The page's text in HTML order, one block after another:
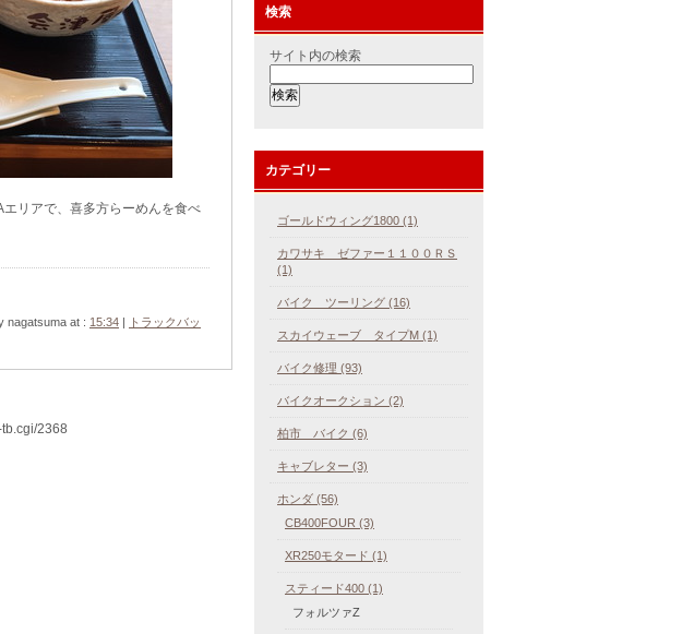
リアで、喜多方らーめんを食べ
nagatsuma at : 15:34 |
トラックバッ
2368
検索
サイト内の検索
カテゴリー
ゴールドウィング1800 (1)
カワサキ ゼファー１１００ＲＳ
(1)
バイク ツーリング (16)
スカイウェーブ タイプM (1)
バイク修理 (93)
バイクオークション (2)
柏市 バイク (6)
キャブレター (3)
ホンダ (56)
CB400FOUR (3)
XR250モタード (1)
スティード400 (1)
フォルツァZ